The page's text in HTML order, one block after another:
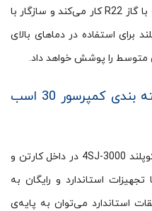
برای استفاده در دماهای بالای
متوسط را پوشش خواهد داد.
متعلقات استاندارد و نوع بسته بندی کمپرسور 30 اسب
نوع بسته بندی کمپرسور پیستونی کوپلند 4SJ-3000 در داخل کارتن و
استاندارد و رایگان به
استاندارد می‌توان به پایه‌ی